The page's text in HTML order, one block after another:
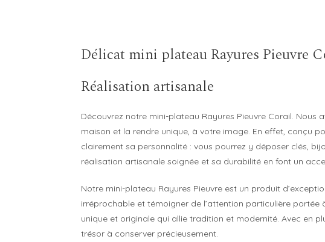
Délicat mini plateau Rayures Pieuvre
Réalisation artisanale
Découvrez notre mini-plateau Rayures Pieuvre Corail.
maison et la rendre unique, à votre image. En effet, conçu
clairement sa personnalité : vous pourrez y déposer clés,
réalisation artisanale soignée et sa durabilité en font un
Notre mini-plateau Rayures Pieuvre est un produit
irréprochable et témoigner de l’attention particulière
unique et originale qui allie tradition et modernité. Avec en
trésor à conserver précieusement.